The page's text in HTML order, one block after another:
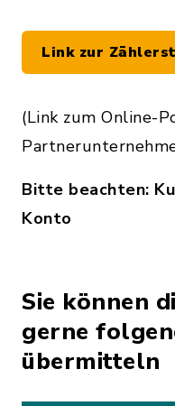
Link zur
(Link zum Online-
Bitte beachten:
Konto
Sie können
gerne
übermitteln